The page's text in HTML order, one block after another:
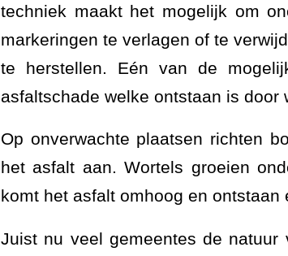
techniek maakt het mogelijk om
markeringen te verlagen of te
te herstellen. Eén van de
asfaltschade welke ontstaan is door
Op onverwachte plaatsen richten
het asfalt aan. Wortels groeien
komt het asfalt omhoog en
Juist nu veel gemeentes de